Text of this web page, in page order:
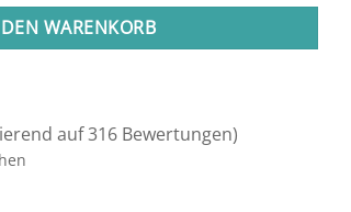
WARENKORB
auf 316 Bewertungen)